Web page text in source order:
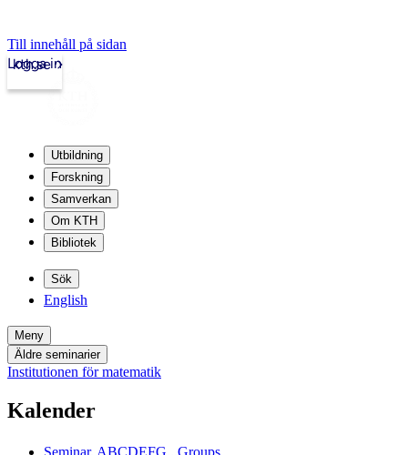
Till innehåll på sidan
kth.se
Logga in
Utbildning
Forskning
Samverkan
Om KTH
Bibliotek
Sök
English
Meny
Äldre seminarier
Institutionen för matematik
Kalender
Seminar, ABCDEFG...Groups